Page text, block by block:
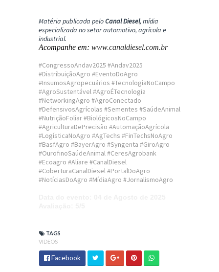
Matéria publicada peloCanal Diesel, mídia
especializada no setor automotivo, agrícola e
industrial.
Acompanhe em: www.canaldiesel.com.br
#CongressoAndav2025 #Andav2025
#DistribuiçãoAgro #EventoDoAgro
#InsumosAgropecuários #TecnologiaNoCampo
#AgroSustentável #AgroÉTecnologia
#NetworkingAgro #AgroConectado
#DefensivosAgrícolas #Sementes #SaúdeAnimal
#NutriçãoFoliar #BiológicosNoCampo
#AgriculturaDePrecisão #AutomaçãoAgrícola
#LogísticaNoAgro #AgTechs #FinTechsNoAgro
#BasfAgro #BayerAgro #Syngenta #GiroAgro
#OurofinoSaúdeAnimal #CeresAgrobank
#Ecoagro #Aliare #CanalDiesel
#CoberturaCanalDiesel #PortalDoAgro
#NotíciasDoAgro #MídiaAgro #JornalismoAgro
TAGS
VIDEOS
Facebook